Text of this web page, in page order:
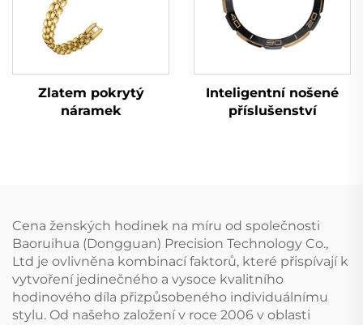
Zlatem pokrytý
náramek
Inteligentní nošené
příslušenství
Cena ženských hodinek na míru od společnosti
Baoruihua (Dongguan) Precision Technology Co.,
Ltd je ovlivněna kombinací faktorů, které přispívají k
vytvoření jedinečného a vysoce kvalitního
hodinového díla přizpůsobeného individuálnímu
stylu. Od našeho založení v roce 2006 v oblasti